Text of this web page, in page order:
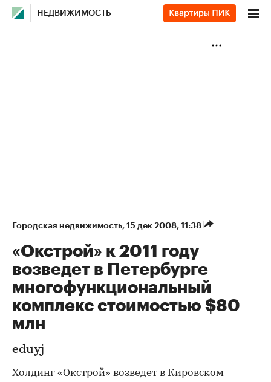
НЕДВИЖИМОСТЬ
Городская недвижимость⁠, 15 дек 2008, 11:38
«Окстрой» к 2011 году
возведет в Петербурге
многофункциональный
комплекс стоимостью $80
млн
eduyj
Холдинг «Окстрой» возведет в Кировском